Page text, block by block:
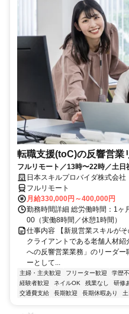
転職支援(toC)の反響営業
フルリモート／13時〜22時／土
日本スキルプロバイダ株式会社
フルリモート
月給330,000円～400,000円
勤務時間詳細 総労働時間：1ヶ
00（実働8時間／休憩1時間）
仕事内容 【新規営業スキルが
クライアントである老舗人材
への反響営業業務」のリーダ
ーとして...
主婦・主夫歓迎 フリーター歓迎 学歴
経験者歓迎
ネイルOK 残業なし 研修
交通費支給
長期歓迎 長期休暇あり